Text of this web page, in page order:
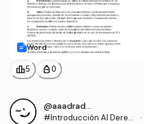
Word
leaderboard5 personal_bag 0
@aaadrados
#Introducción Al Derec
·